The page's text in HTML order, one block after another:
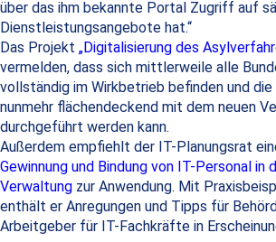
über das ihm bekannte Portal Zugriff auf
Dienstleistungsangebote hat.“
Das Projekt „Digitalisierung des
vermelden, dass sich mittlerweile alle
vollständig im Wirkbetrieb befinden und
nunmehr flächendeckend mit dem neuen
durchgeführt werden kann.
Außerdem empfiehlt der IT-Planungsrat
Gewinnung und Bindung von IT-Personal
Verwaltung zur Anwendung. Mit
enthält er Anregungen und Tipps für
Arbeitgeber für IT-Fachkräfte in